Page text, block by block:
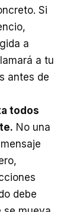
Si
a
a tu
antes de
todos
No una
debe